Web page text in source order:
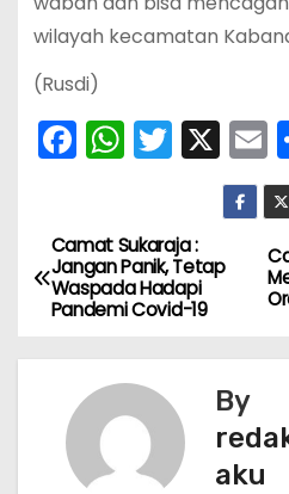
wilayah kecamatan
(Rusdi)
F
e
b
o
o
k
W
ts
A
p
p
T
er
X E
l
N
a
v
Camat Sukaraja :
Jangan Panik, Tetap
Waspada Hadapi
Pandemi Covid-19
By
aku